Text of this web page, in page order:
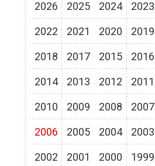
2026
2025 2024 2023
2022 2021 2020 2019
2018 2017 2015 2016
2014 2013 2012 2011
2010 2009 2008 2007
2006 2005 2004 2003
2002 2001 2000 1999